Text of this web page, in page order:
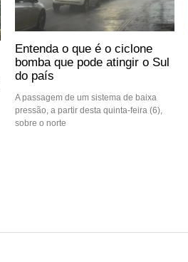
Entenda o que é o ciclone
bomba que pode atingir o Sul
do país
A passagem de um sistema de baixa
pressão, a partir desta quinta-feira (6),
sobre o norte